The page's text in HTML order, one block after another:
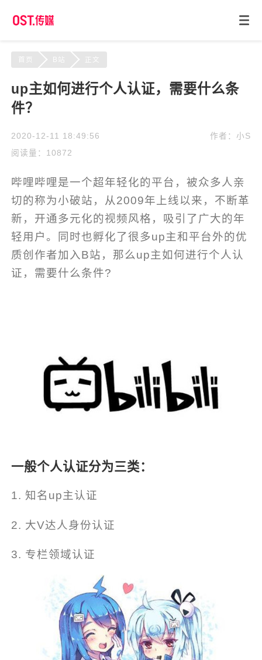
首页 B站 正文
up主如何进行个人认证，需要什么条
件？
2020-12-11 18:49:56
阅读量：10872
作者：小S
哔哩哔哩是一个超年轻化的平台，被众多人亲
切的称为小破站，从2009年上线以来，不断革
新，开通多元化的视频风格，吸引了广大的年
轻用户。同时也孵化了很多up主和平台外的优
质创作者加入B站，那么up主如何进行个人认
证，需要什么条件?
一般个人认证分为三类：
1. 知名up主认证
2. 大V达人身份认证
3. 专栏领域认证